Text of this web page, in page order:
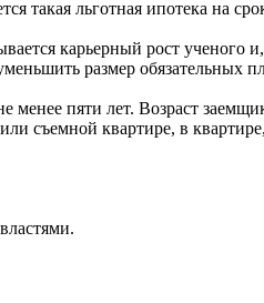
такая льготная ипотека на
карьерный рост ученого и,
размер обязательных
менее пяти лет. Возраст
съемной квартире, в